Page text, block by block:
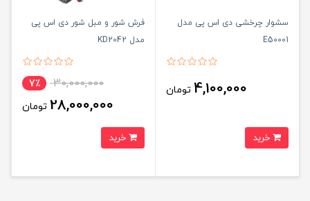
سشوار چرخشی دی اس پی مدل
E50001
4,100,000 تومان
فرش شور و مبل شور دی اس پی
مدل KD2042
30,000,000 7٪
28,000,000 تومان